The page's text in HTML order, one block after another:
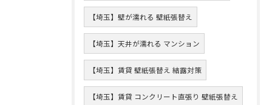
【埼玉】壁が濡れる 壁紙張替え
【埼玉】天井が濡れる マンション
【埼玉】賃貸 壁紙張替え 結露対策
【埼玉】賃貸 コンクリート直張り 壁紙張替え